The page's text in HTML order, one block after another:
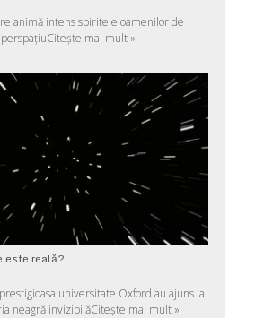
animă intens spiritele oamenilor de
Citește mai mult »
este reală?
universitate Oxford au ajuns la
neagră invizibilăCitește mai mult »